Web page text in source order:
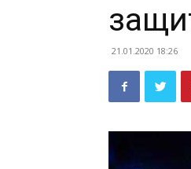
21.01.2020 18:26